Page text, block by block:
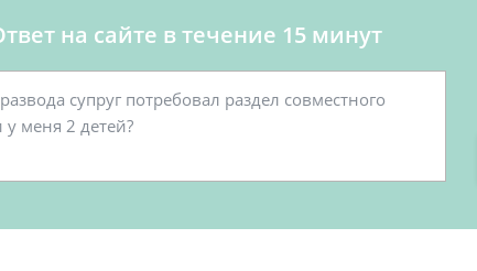
на сайте в течение 15 минут